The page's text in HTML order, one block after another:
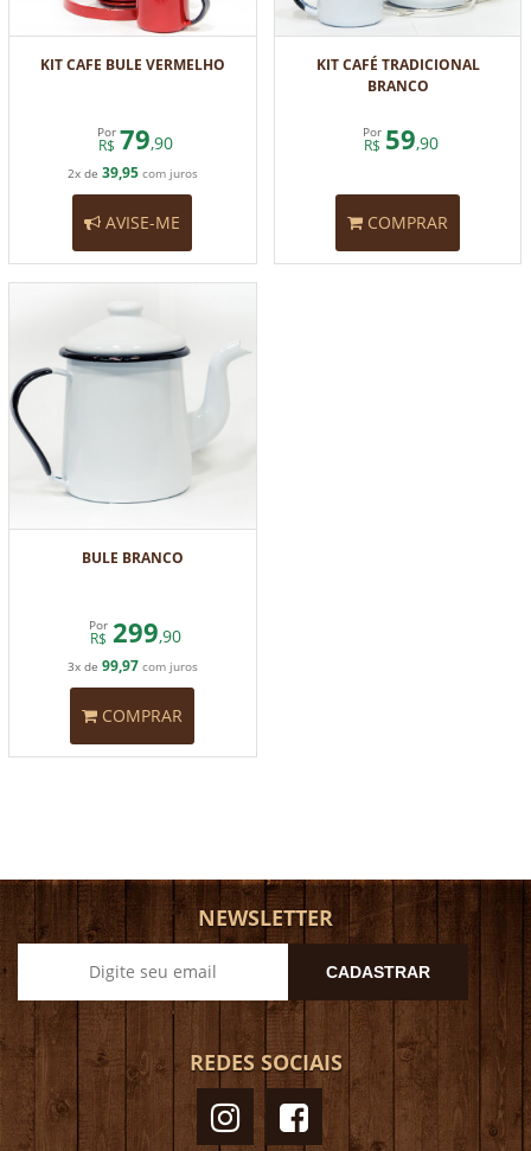
KIT CAFE BULE VERMELHO
Por
R$ 79,90
2x de 39,95com juros
AVISE-ME
KIT CAFÉ TRADICIONAL
BRANCO
Por
R$ 59,90
COMPRAR
BULE BRANCO
Por
R$ 299,90
3x de 99,97com juros
COMPRAR
NEWSLETTER
CADASTRAR
REDES SOCIAIS